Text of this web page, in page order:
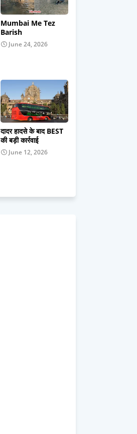
Mumbai Me Tez
Barish
June 24, 2026
दादर हादसे के बाद BEST
की बड़ी कार्रवाई
June 12, 2026